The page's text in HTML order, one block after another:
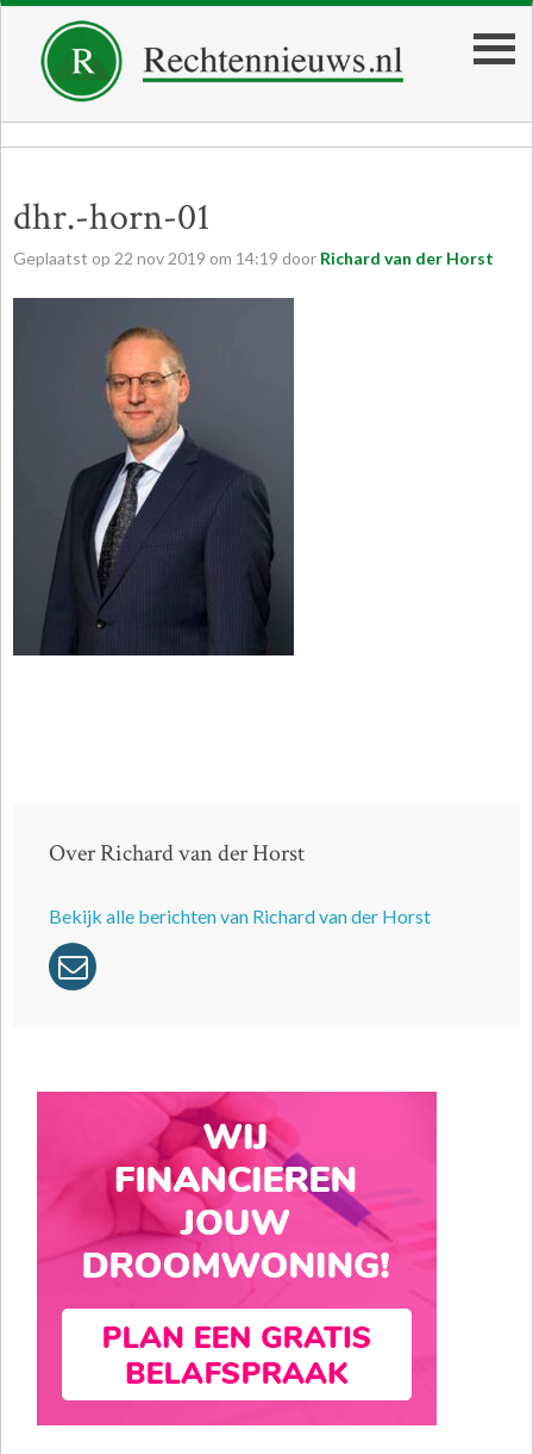
dhr.-horn-01
Geplaatst op 22 nov 2019 om 14:19 door Richard van der Horst
Over Richard van der Horst
Bekijk alle berichten van Richard van der Horst